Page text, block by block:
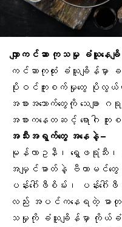
လျှာကင်ဆာ ကုသမှု ခံယူနေချိ
ကင်ဆာကုထုံး ခံယူချိန်မှာ
ပိုးဝင်ကူးစက်မှုတွေ ပိုလွယ်
အစားအသောက်တွေကို သေချ
အစားကနေတဆင့် ရောဂါ
အသီးအရွက်တွေ အနေနဲ့ –
မုန်လာဥနီ၊ ရွှေဖရုံသီး၊
အမျှင်ဓာတ်နဲ့ ဗီတာမင်တွေ
ပန်းဂေါ်ဖီစိမ်း၊ ပန်းဂေါ်
လည်း အပင်ကနေရတဲ့ ဓာတု
သမှုကို ခံယူချိန်မှာ ကိုယ်ခံအား